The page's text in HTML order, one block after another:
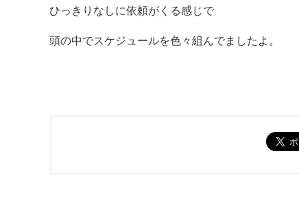
ひっきりなしに依頼がくる感じで
頭の中でスケジュールを色々組んでましたよ。